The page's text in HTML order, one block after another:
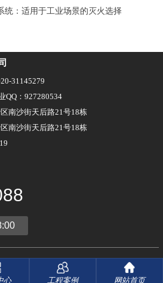
统：适用于工业场景的灭火选择
31145279
QQ：927280534
南沙街天后路21号18栋
南沙街天后路21号18栋
备有限公司
粤ICP备17008734号-5
支持：搜浪网络
心 工程案例 网站首页